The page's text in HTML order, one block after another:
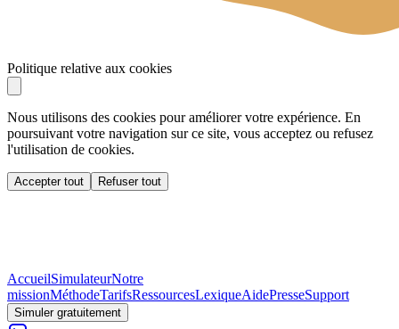
Politique relative aux cookies
Nous utilisons des cookies pour améliorer votre expérience. En
poursuivant votre navigation sur ce site, vous acceptez ou refusez
l'utilisation de cookies.
Accepter tout Refuser tout
AccueilSimulateurNotre
missionMéthodeTarifsRessourcesLexiqueAidePresseSupport
Simuler gratuitement